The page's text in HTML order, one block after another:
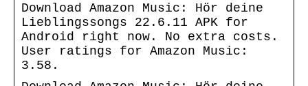
Download Amazon Music: Hör deine
Lieblingssongs 22.6.11 APK for
Android right now. No extra costs.
User ratings for Amazon Music:
3.58.